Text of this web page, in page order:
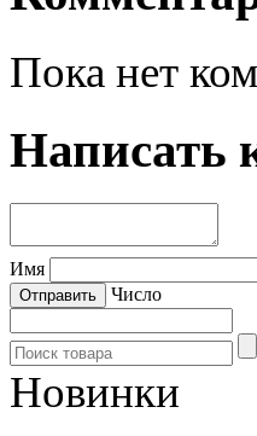
Пока нет
Написать
Имя
Число
Новинки